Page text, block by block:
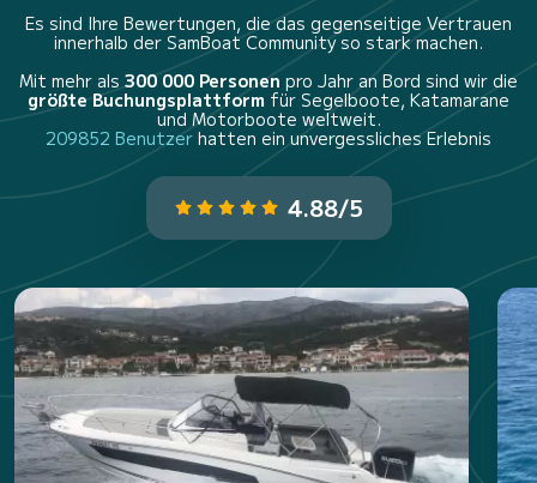
Es sind Ihre Bewertungen, die das gegenseitige Vertrauen
innerhalb der SamBoat Community so stark machen.
Mit mehr als 300 000 Personen pro Jahr an Bord sind wir die
größte Buchungsplattform für Segelboote, Katamarane
und Motorboote weltweit.
209852 Benutzer hatten ein unvergessliches Erlebnis
4.88/5